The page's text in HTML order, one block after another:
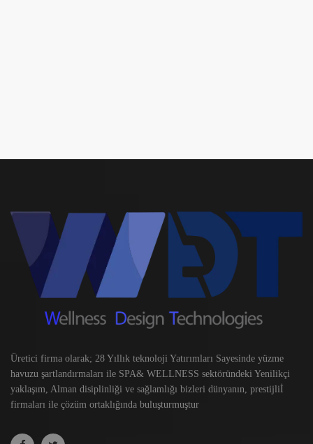
Üretici firma olarak; 28 Yıllık teknoloji Yatırımları Sayesinde yüzme
havuzu şartlandırmaları ile SPA& WELLNESS sektöründeki Yenilikçi
yaklaşım, Alman disiplinliği ve sağlamlığı bizleri dünyanın, prestijliİ
firmaları ile çözüm ortaklığında buluşturmuştur